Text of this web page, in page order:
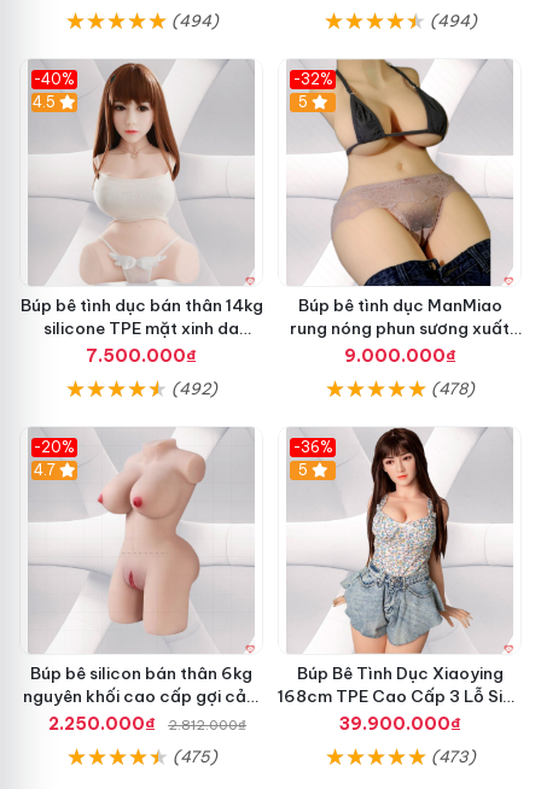
(494) (494)
-40%
4.5
Búp bê tình dục bán thân 14kg
silicone TPE mặt xinh da
trắng hồng
7.500.000₫
(492)
-32%
5
Búp bê tình dục ManMiao
rung nóng phun sương xuất
tinh cực phê
9.000.000₫
(478)
-20%
4.7
Búp bê silicon bán thân 6kg
nguyên khối cao cấp gợi cảm
giá tốt
2.250.000₫ 2.812.000₫
(475)
-36%
5
Búp Bê Tình Dục Xiaoying
168cm TPE Cao Cấp 3 Lỗ Siêu
Thật
39.900.000₫
(473)